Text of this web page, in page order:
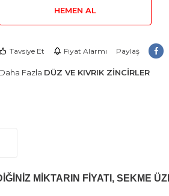
HEMEN AL
Tavsiye Et Fiyat Alarmı Paylaş
Daha Fazla DÜZ VE KIVRIK ZİNCİRLER
MİKTARIN FİYATI, SEKME